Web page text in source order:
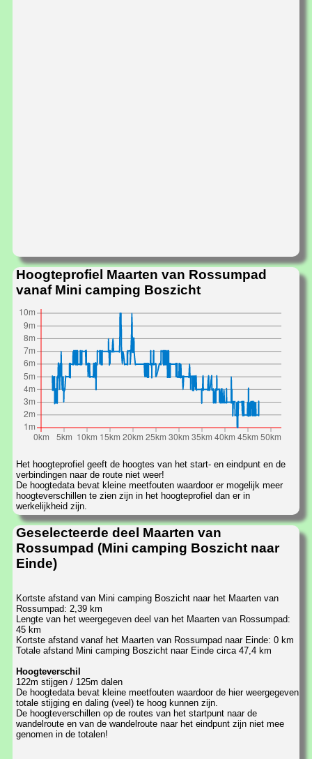
Hoogteprofiel Maarten van Rossumpad
vanaf Mini camping Boszicht
Het hoogteprofiel geeft de hoogtes van het start- en eindpunt en de
verbindingen naar de route niet weer!
De hoogtedata bevat kleine meetfouten waardoor er mogelijk meer
hoogteverschillen te zien zijn in het hoogteprofiel dan er in
werkelijkheid zijn.
Geselecteerde deel Maarten van
Rossumpad (Mini camping Boszicht naar
Einde)
Kortste afstand van Mini camping Boszicht naar het Maarten van
Rossumpad: 2,39 km
Lengte van het weergegeven deel van het Maarten van Rossumpad:
45 km
Kortste afstand vanaf het Maarten van Rossumpad naar Einde: 0 km
Totale afstand Mini camping Boszicht naar Einde circa 47,4 km
Hoogteverschil
122m stijgen / 125m dalen
De hoogtedata bevat kleine meetfouten waardoor de hier weergegeven
totale stijging en daling (veel) te hoog kunnen zijn.
De hoogteverschillen op de routes van het startpunt naar de
wandelroute en van de wandelroute naar het eindpunt zijn niet mee
genomen in de totalen!